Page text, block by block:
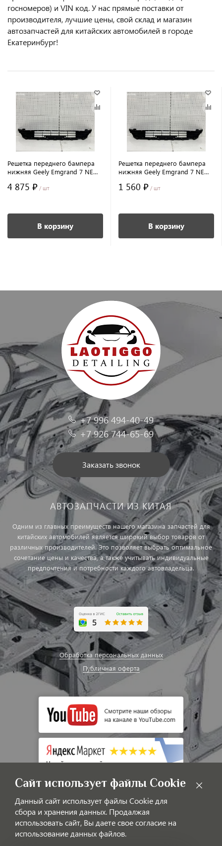
гоcнoмеров) и VIN код. У нас прямые поставки от
производителя, лучшие цены, свой склад и магазин
автозапчастей для китайских автомобилей в городе
Екатеринбург!
Решетка переднего бампера
нижняя Geely Emgrand 7 NEW
4 875 ₽ / шт
В корзину
Решетка переднего бампера
нижняя Geely Emgrand 7 NEW
1 560 ₽ / шт
В корзину
+7 996 494-40-49
+7 926 744-65-69
Заказать звонок
АВТОЗАПЧАСТИ ИЗ КИТАЯ
Одним из главных преимуществ нашего магазина запчастей для
китайских автомобилей является широкий выбор товаров от
различных производителей. Это позволяет выбрать оптимальное
сочетание цены и качества, а также учитывать индивидуальные
предпочтения и потребности каждого автовладельца.
Обработка персональных данных
Публичная оферта
© LAOTIGGO — Интернет-магазин автозапчастей для китайских
Сайт использует файлы Cookie
Данный сайт использует файлы Cookie для
сбора и хранения данных. Продалжая
использовать сайт, Вы даете свое согласие на
использование данных файлов.